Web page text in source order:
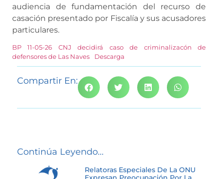
audiencia de fundamentación del recurso de
casación presentado por Fiscalía y sus acusadores
particulares.
BP 11-05-26 CNJ decidirá caso de criminalizacón de
defensores de Las Naves
Descarga
Compartir En:
Continúa Leyendo...
Relatoras Especiales De La ONU